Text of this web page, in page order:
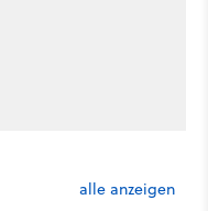
alle anzeigen